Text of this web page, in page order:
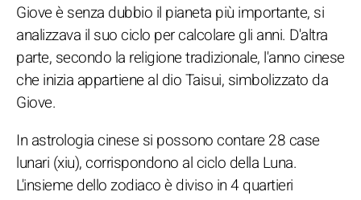
Giove è senza dubbio il pianeta più importante, si
analizzava il suo ciclo per calcolare gli anni. D'altra
parte, secondo la religione tradizionale, l'anno cinese
che inizia appartiene al dio Taisui, simbolizzato da
Giove.
In astrologia cinese si possono contare 28 case
lunari (xiu), corrispondono al ciclo della Luna.
L'insieme dello zodiaco è diviso in 4 quartieri